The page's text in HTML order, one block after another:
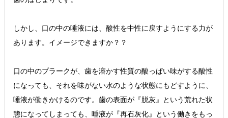
しかし、口の中の唾液には、酸性を中性に戻すようにする力が
あります。イメージできますか？？
口の中のプラークが、歯を溶かす性質の酸っぱい味がする酸性
になっても、それを味がない水のような状態にもどすように、
唾液が働きかけるのです。歯の表面が『脱灰』という荒れた状
態になってしまっても、唾液が『再石灰化』という働きをもっ